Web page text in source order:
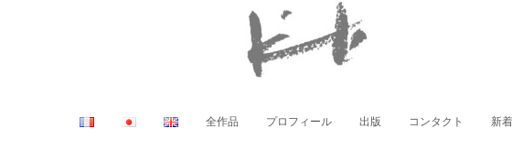
全作品 プロフィール 出版 コンタクト 新